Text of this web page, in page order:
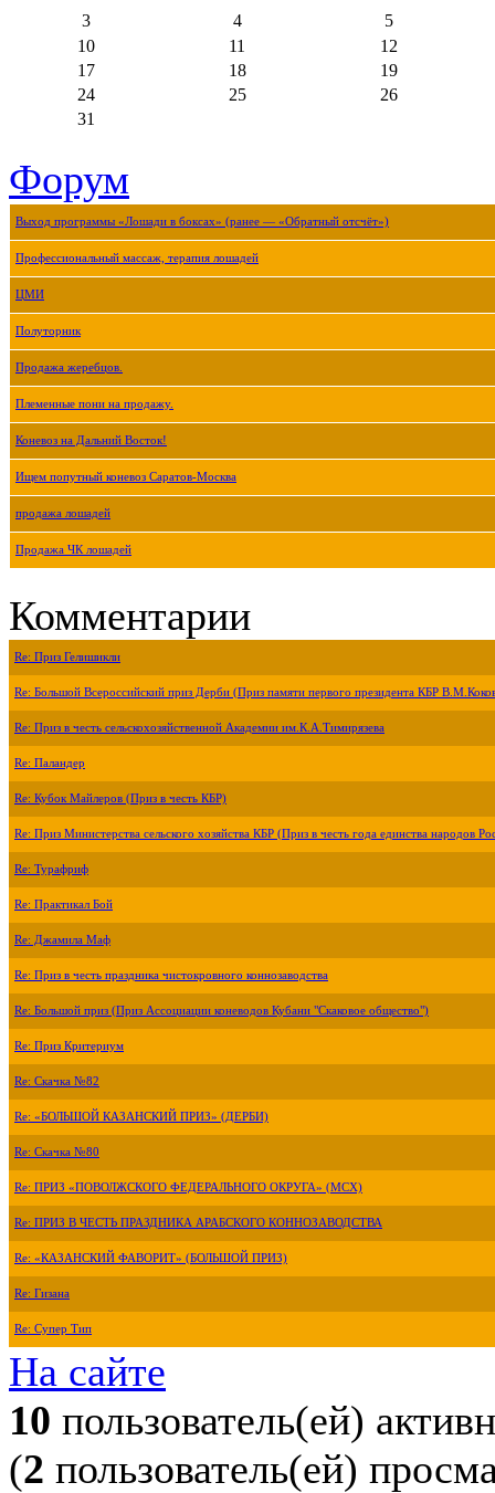
3 4
5
10
11
12
17
18
19
24
25
26
31
Форум
Выход программы «Лошади в боксах» (ранее — «Обратный отсчёт»)
Профессиональный массаж, терапия лошадей
ЦМИ
Полуторник
Продажа жеребцов.
Племенные пони на продажу.
Коневоз на Дальний Восток!
Ищем попутный коневоз Саратов-Москва
продажа лошадей
Продажа ЧК лошадей
Комментарии
Re: Приз Гелишикли
Re: Большой Всероссийский приз Дерби (Приз памяти первого президента КБР
Re: Приз в честь сельскохозяйственной Академии им.К.А.Тимирязева
Re: Паландер
Re: Кубок Майлеров (Приз в честь КБР)
Re: Приз Министерства сельского хозяйства КБР (Приз в честь года единства народов
Re: Турафриф
Re: Практикал Бой
Re: Джамила Маф
Re: Приз в честь праздника чистокровного коннозаводства
Re: Большой приз (Приз Ассоциации коневодов Кубани "Скаковое общество")
Re: Приз Критериум
Re: Скачка №82
Re: «БОЛЬШОЙ КАЗАНСКИЙ ПРИЗ» (ДЕРБИ)
Re: Скачка №80
Re: ПРИЗ «ПОВОЛЖСКОГО ФЕДЕРАЛЬНОГО ОКРУГА» (МСХ)
Re: ПРИЗ В ЧЕСТЬ ПРАЗДНИКА АРАБСКОГО КОННОЗАВОДСТВА
Re: «КАЗАНСКИЙ ФАВОРИТ» (БОЛЬШОЙ ПРИЗ)
Re: Гизана
Re: Супер Тип
На сайте
10 пользователь(ей)
(2 пользователь(ей)